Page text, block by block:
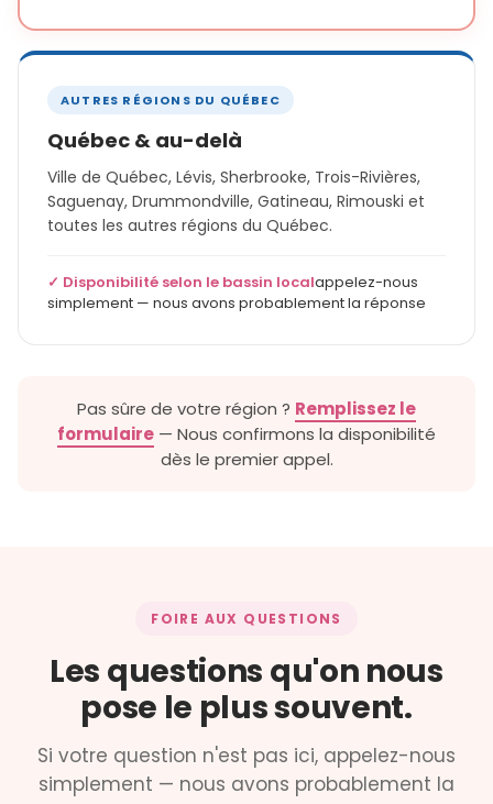
AUTRES RÉGIONS DU QUÉBEC
Québec & au-delà
Ville de Québec, Lévis, Sherbrooke, Trois-Rivières,
Saguenay, Drummondville, Gatineau, Rimouski et
toutes les autres régions du Québec.
✓ Disponibilité selon le bassin localappelez-nous
simplement — nous avons probablement la réponse
Pas sûre de votre région ? Remplissez le
formulaire — Nous confirmons la disponibilité
dès le premier appel.
FOIRE AUX QUESTIONS
Les questions qu'on nous
pose le plus souvent.
Si votre question n'est pas ici, appelez-nous
simplement — nous avons probablement la